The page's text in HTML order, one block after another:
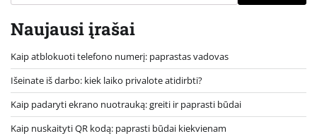
Naujausi įrašai
Kaip atblokuoti telefono numerį: paprastas vadovas
Išeinate iš darbo: kiek laiko privalote atidirbti?
Kaip padaryti ekrano nuotrauką: greiti ir paprasti būdai
Kaip nuskaityti QR kodą: paprasti būdai kiekvienam